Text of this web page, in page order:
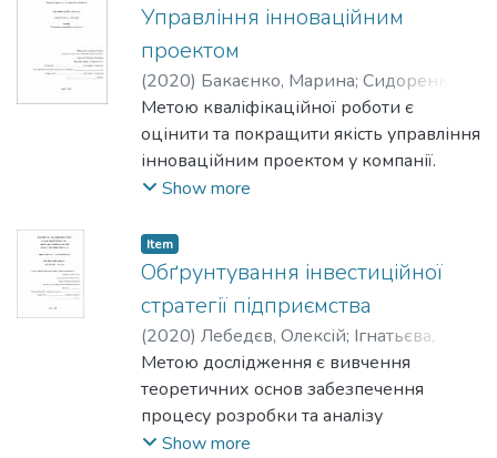
Управління інноваційним
проектом
(2020) Бакаєнко, Марина; Сидоренко,
Оксана
Метою кваліфікаційної роботи є
оцінити та покращити якість управління
інноваційним проектом у компанії.
Show more
Item
Обґрунтування інвестиційної
стратегії підприємства
(2020) Лебедєв, Олексій; Ігнатьєва,
Ірина
Метою дослідження є вивчення
теоретичних основ забезпечення
процесу розробки та аналізу
інвестиційної стратегії в особливості
Show more